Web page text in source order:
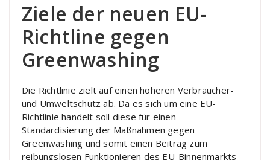
Ziele der neuen EU-
Richtline gegen
Greenwashing
Die Richtlinie zielt auf einen höheren Verbraucher-
und Umweltschutz ab. Da es sich um eine EU-
Richtlinie handelt soll diese für einen
Standardisierung der Maßnahmen gegen
Greenwashing und somit einen Beitrag zum
reibungslosen Funktionieren des EU-Binnenmarkts